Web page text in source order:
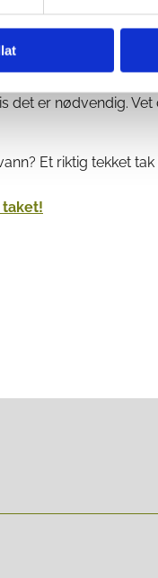
inn, og
og sidelengs vind
el.l. hvor
det er nødvendig.
Et riktig tekket
taket!